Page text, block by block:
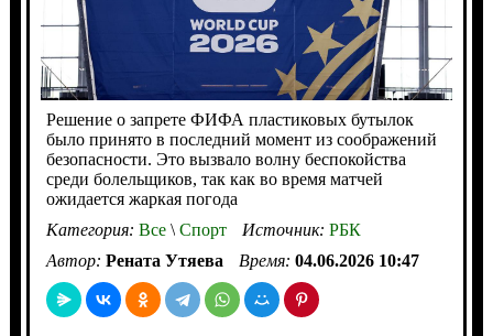
Решение о запрете ФИФА пластиковых бутылок
было принято в последний момент из соображений
безопасности. Это вызвало волну беспокойства
среди болельщиков, так как во время матчей
ожидается жаркая погода
Категория: Все\Спорт Источник: РБК
Автор: Рената Утяева Время: 04.06.2026 10:47